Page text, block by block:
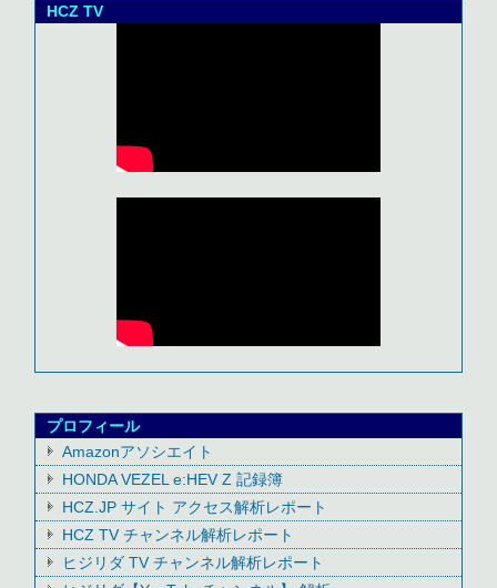
HCZ TV
プロフィール
Amazonアソシエイト
HONDA VEZEL e:HEV Z 記録簿
HCZ.JP サイト アクセス解析レポート
HCZ TV チャンネル解析レポート
ヒジリダ TV チャンネル解析レポート